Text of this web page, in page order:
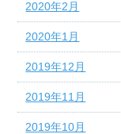
2020年2月
2020年1月
2019年12月
2019年11月
2019年10月